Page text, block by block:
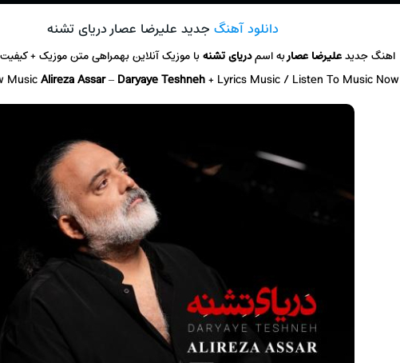
دانلود آهنگجدید علیرضا عصار دریای تشنه
اهنگ جدیدعلیرضا عصاربه اسمدریای تشنهبا موزیک آنلاینبهمراهی متن موزیک + کیفیت عالی
MusicAlireza Assar–Daryaye Teshneh+ Lyrics Music / Listen To Music Now